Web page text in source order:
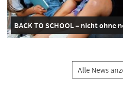
BACK TO SCHOOL – nicht ohne
Alle News